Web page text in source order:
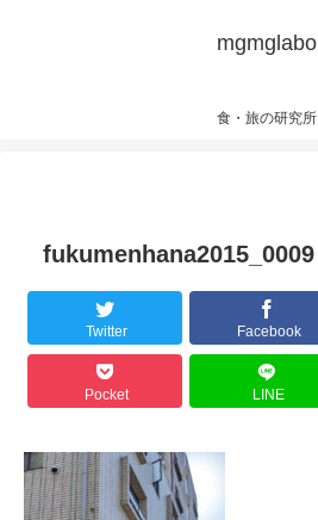
mgmglabo
食・旅の研究所
fukumenhana2015_0009
Twitter Facebook
Pocket LINE